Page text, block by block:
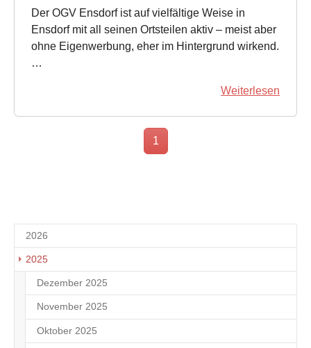
Der OGV Ensdorf ist auf vielfältige Weise in
Ensdorf mit all seinen Ortsteilen aktiv – meist aber
ohne Eigenwerbung, eher im Hintergrund wirkend.
…
Weiterlesen
1
2026
2025
Dezember 2025
November 2025
Oktober 2025